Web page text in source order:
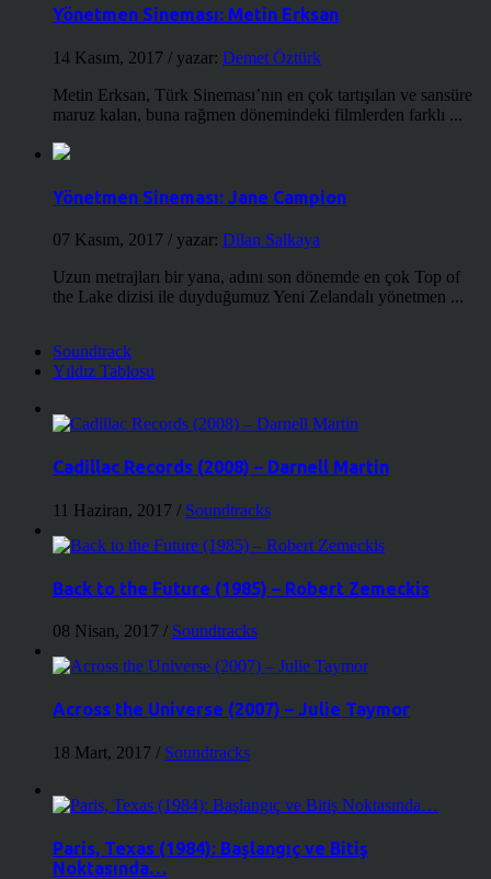
Yönetmen Sineması: Metin Erksan
14 Kasım, 2017 / yazar: Demet Öztürk
Metin Erksan, Türk Sineması’nın en çok tartışılan ve sansüre
maruz kalan, buna rağmen dönemindeki filmlerden farklı ...
Yönetmen Sineması: Jane Campion
07 Kasım, 2017 / yazar: Dilan Salkaya
Uzun metrajları bir yana, adını son dönemde en çok Top of
the Lake dizisi ile duyduğumuz Yeni Zelandalı yönetmen ...
Soundtrack
Yıldız Tablosu
Cadillac Records (2008) – Darnell Martin
11 Haziran, 2017 / Soundtracks
Back to the Future (1985) – Robert Zemeckis
08 Nisan, 2017 / Soundtracks
Across the Universe (2007) – Julie Taymor
18 Mart, 2017 / Soundtracks
Paris, Texas (1984): Başlangıç ve Bitiş
Noktasında…